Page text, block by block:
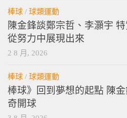
棒球 / 球類運動
陳金鋒談鄭宗哲、李灝宇
從努力中展現出來
2 8 月, 2026
棒球 / 球類運動
棒球》回到夢想的起點 陳
奇開球